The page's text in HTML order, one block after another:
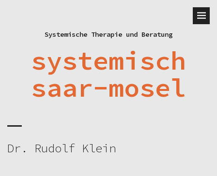
Systemische Therapie und Beratung
systemisch
saar-mosel
Dr. Rudolf Klein